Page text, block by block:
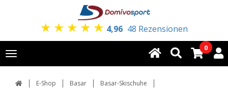
★ ★ ★ ★ ★ 4,96 48 Rezensionen
Toggle
navigation
0
E-Shop Basar
Basar-Skischuhe